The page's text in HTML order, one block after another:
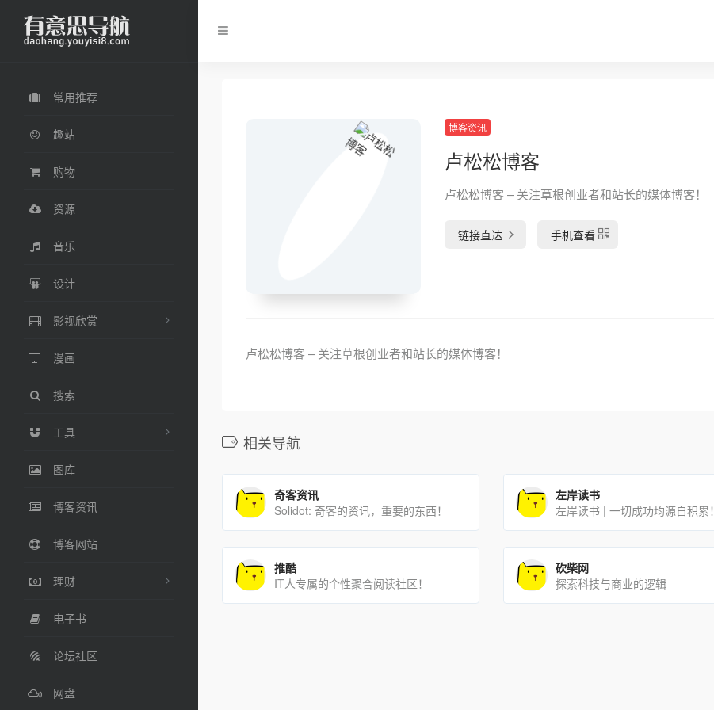
常用推荐
趣站
购物
资源
音乐
设计
影视欣赏
漫画
搜索
工具
图库
博客资讯
博客网站
理财
电子书
论坛社区
网盘
博客资讯
卢松松博客
卢松松博客 – 关注草根创业者和站长的媒体博客！
链接直达 手机查看
卢松松博客 – 关注草根创业者和站长的媒体博客！
相关导航
奇客资讯
Solidot: 奇客的资讯，重要的东西！
左岸读书
左岸读书 | 一切成功均源自积累！
推酷
IT人专属的个性聚合阅读社区！
砍柴网
探索科技与商业的逻辑